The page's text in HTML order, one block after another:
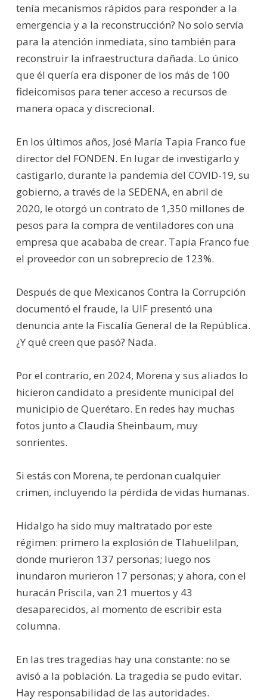
tenía mecanismos rápidos para responder a la
emergencia y a la reconstrucción? No solo servía
para la atención inmediata, sino también para
reconstruir la infraestructura dañada. Lo único
que él quería era disponer de los más de 100
fideicomisos para tener acceso a recursos de
manera opaca y discrecional.
En los últimos años, José María Tapia Franco fue
director del FONDEN. En lugar de investigarlo y
castigarlo, durante la pandemia del COVID-19, su
gobierno, a través de la SEDENA, en abril de
2020, le otorgó un contrato de 1,350 millones de
pesos para la compra de ventiladores con una
empresa que acababa de crear. Tapia Franco fue
el proveedor con un sobreprecio de 123%.
Después de que Mexicanos Contra la Corrupción
documentó el fraude, la UIF presentó una
denuncia ante la Fiscalía General de la República.
¿Y qué creen que pasó? Nada.
Por el contrario, en 2024, Morena y sus aliados lo
hicieron candidato a presidente municipal del
municipio de Querétaro. En redes hay muchas
fotos junto a Claudia Sheinbaum, muy
sonrientes.
Si estás con Morena, te perdonan cualquier
crimen, incluyendo la pérdida de vidas humanas.
Hidalgo ha sido muy maltratado por este
régimen: primero la explosión de Tlahuelilpan,
donde murieron 137 personas; luego nos
inundaron murieron 17 personas; y ahora, con el
huracán Priscila, van 21 muertos y 43
desaparecidos, al momento de escribir esta
columna.
En las tres tragedias hay una constante: no se
avisó a la población. La tragedia se pudo evitar.
Hay responsabilidad de las autoridades.